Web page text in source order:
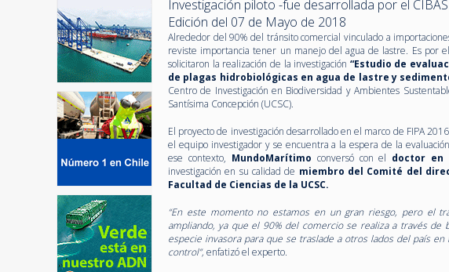
Investigación piloto -fue desarrollada por el
Edición del 07 de Mayo de 2018
Alrededor del 90% del tránsito comercial vinculado a
reviste importancia tener un manejo del agua de lastre. Es por
solicitaron la realización de la investigación “Estudio de
de plagas hidrobiológicas en agua de lastre y
Centro de Investigación en Biodiversidad y Ambientes
Santísima Concepción (UCSC).
El proyecto de investigación desarrollado en el marco de FIPA
el equipo investigador y se encuentra a la espera de la
ese contexto, MundoMarítimo conversó con el doctor en
investigación en su calidad de miembro del Comité del
Facultad de Ciencias de la UCSC.
“En este momento no estamos en un gran riesgo, pero el
ampliando, ya que el 90% del comercio se realiza a través de
especie invasora para que se traslade a otros lados del país
control”, enfatizó el experto.